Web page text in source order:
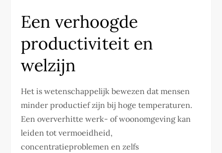
Een verhoogde
productiviteit en
welzijn
Het is wetenschappelijk bewezen dat mensen
minder productief zijn bij hoge temperaturen.
Een oververhitte werk- of woonomgeving kan
leiden tot vermoeidheid,
concentratieproblemen en zelfs